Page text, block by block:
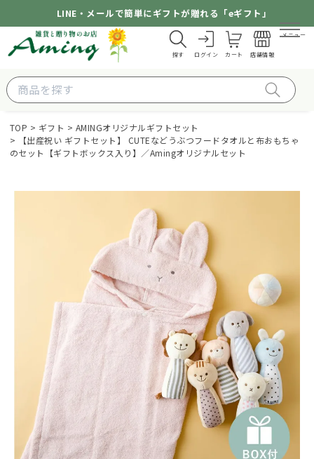
LINE・メールで簡単にギフトが贈れる「eギフト」
探す ログイン カート 店舗情報
メニュー
TOP ギフト
AMINGオリジナルギフトセット
【出産祝い ギフトセット】 CUTEなどうぶつフードタオルと布おもちゃ
のセット【ギフトボックス入り】／Amingオリジナルセット